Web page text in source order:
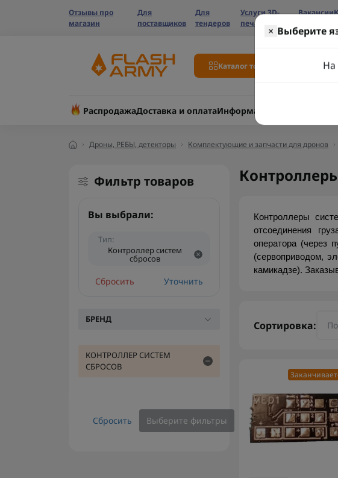
Отзывы про
магазин
Для
поставщиков
Для
тендеров
Услуги 3D-
печати
Вакансии
Каталог товаров
РаспродажаДоставка и оплатаИнформация
Дроны, РЕБЫ, детекторы Комплектующие и запчасти для дронов
× Выберите
На
Фильтр товаров
Вы выбрали:
Тип:
Контроллер систем
сбросов
Сбросить Уточнить
БРЕНД
КОНТРОЛЛЕР СИСТЕМ
СБРОСОВ
Сбросить Выберите фильтры
Контроллеры
отсоединения
оператора (через
(сервоприводом,
камикадзе).
Сортировка: